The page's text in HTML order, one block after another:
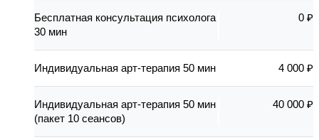
Бесплатная консультация психолога
30 мин
0 ₽
Индивидуальная арт-терапия 50 мин 4 000 ₽
Индивидуальная арт-терапия 50 мин
(пакет 10 сеансов)
40 000 ₽